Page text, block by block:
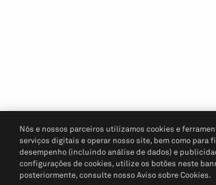
Nós e nossos parceiros utilizamos cookies e
serviços digitais e operar nosso site, bem como
desempenho (incluindo análise de dados) e
configurações de cookies, utilize os botões neste
posteriormente, consulte nosso Aviso sobre Cookies.